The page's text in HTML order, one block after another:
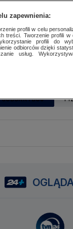
SUBSKRYBUJ
zapewnienia:
profili w celu
treści. Tworzenie profili w
profili do
odbiorców dzięki
usług.